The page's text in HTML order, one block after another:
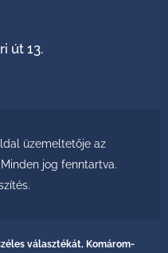
út 13.
üzemeltetője az
jog fenntartva.
.
választékát, Komárom-